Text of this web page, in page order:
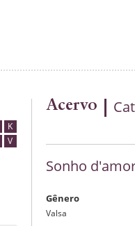
K
V
Acervo
Sonho
Gênero
Valsa